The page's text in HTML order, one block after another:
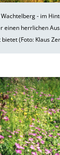
- im
einen herrlichen
(Foto: Klaus